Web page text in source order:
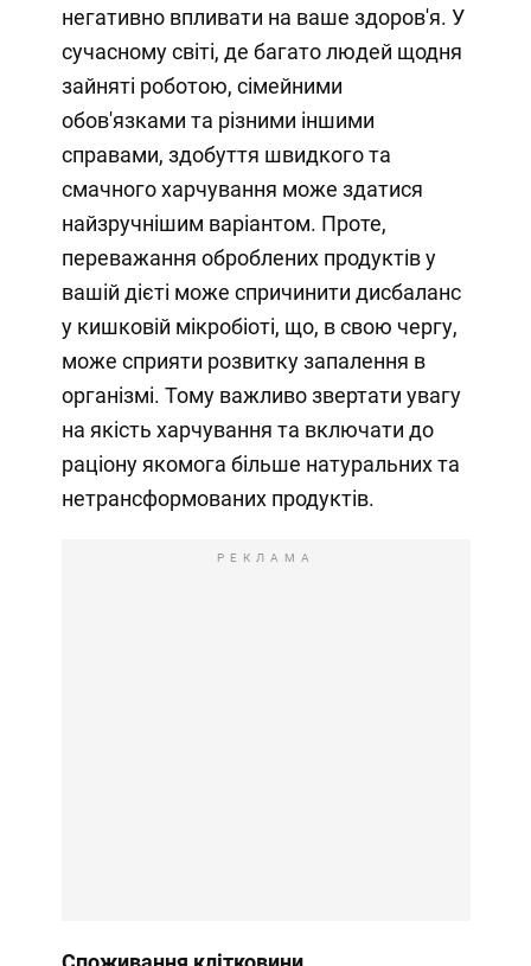
негативно впливати на ваше здоров'я. У
сучасному світі, де багато людей щодня
зайняті роботою, сімейними
обов'язками та різними іншими
справами, здобуття швидкого та
смачного харчування може здатися
найзручнішим варіантом. Проте,
переважання оброблених продуктів у
вашій дієті може спричинити дисбаланс
у кишковій мікробіоті, що, в свою чергу,
може сприяти розвитку запалення в
організмі. Тому важливо звертати увагу
на якість харчування та включати до
раціону якомога більше натуральних та
нетрансформованих продуктів.
РЕКЛАМА